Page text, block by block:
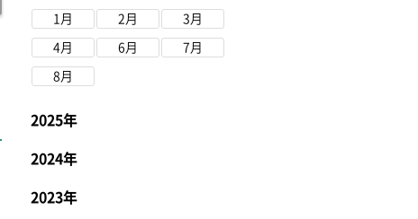
1月 2月 3月
4月 6月 7月
8月
2025年
2024年
2023年